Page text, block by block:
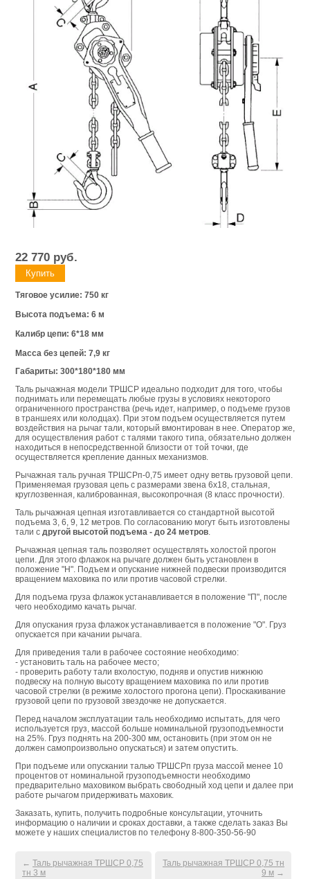
22 770 руб.
Тяговое усилие: 750 кг
Высота подъема: 6 м
Калибр цепи: 6*18 мм
Масса без цепей: 7,9 кг
Габариты: 300*180*180 мм
Таль рычажная модели ТРШСР идеально подходит для того, чтобы
поднимать или перемещать любые грузы в условиях некоторого
ограниченного пространства (речь идет, например, о подъеме грузов
в траншеях или колодцах). При этом подъем осуществляется путем
воздействия на рычаг тали, который вмонтирован в нее. Оператор же,
для осуществления работ с талями такого типа, обязательно должен
находиться в непосредственной близости от той точки, где
осуществляется крепление данных механизмов.
Рычажная таль ручная ТРШСРп-0,75 имеет одну ветвь грузовой цепи.
Применяемая грузовая цепь с размерами звена 6х18, стальная,
круглозвенная, калиброванная, высокопрочная (8 класс прочности).
Таль рычажная цепная изготавливается со стандартной высотой
подъема 3, 6, 9, 12 метров. По согласованию могут быть изготовлены
тали с другой высотой подъема - до 24 метров.
Рычажная цепная таль позволяет осуществлять холостой прогон
цепи. Для этого флажок на рычаге должен быть установлен в
положение "Н". Подъем и опускание нижней подвески производится
вращением маховика по или против часовой стрелки.
Для подъема груза флажок устанавливается в положение "П", после
чего необходимо качать рычаг.
Для опускания груза флажок устанавливается в положение "О". Груз
опускается при качании рычага.
Для приведения тали в рабочее состояние необходимо:
- установить таль на рабочее место;
- проверить работу тали вхолостую, подняв и опустив нижнюю
подвеску на полную высоту вращением маховика по или против
часовой стрелки (в режиме холостого прогона цепи). Проскакивание
грузовой цепи по грузовой звездочке не допускается.
Перед началом эксплуатации таль необходимо испытать, для чего
используется груз, массой больше номинальной грузоподъемности
на 25%. Груз поднять на 200-300 мм, остановить (при этом он не
должен самопроизвольно опускаться) и затем опустить.
При подъеме или опускании талью ТРШСРп груза массой менее 10
процентов от номинальной грузоподъемности необходимо
предварительно маховиком выбрать свободный ход цепи и далее при
работе рычагом придерживать маховик.
Заказать, купить, получить подробные консультации, уточнить
информацию о наличии и сроках доставки, а также сделать заказ Вы
можете у наших специалистов по телефону 8-800-350-56-90
← Таль рычажная ТРШСР 0,75
тн 3 м
Таль рычажная ТРШСР 0,75 тн
9 м →